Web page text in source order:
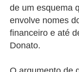
de um esquema
envolve nomes
financeiro e até
Donato.